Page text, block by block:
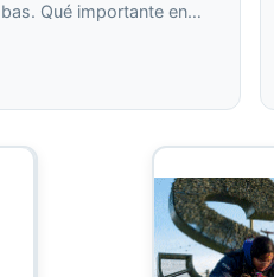
Qué importante en…